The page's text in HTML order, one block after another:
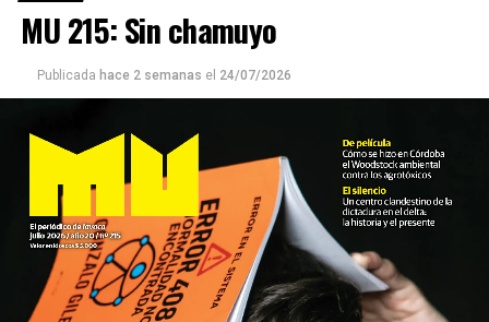
MU 215: Sin chamuyo
Publicada hace 2 semanas el 24/07/2026